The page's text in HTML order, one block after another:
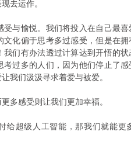
去运作。
与愉悦。我们将投入在自己最
化偏于思考多过感受，但是在
们有办法透过计算达到开悟的
考过多的人们，因为他们停止了
我们汲汲寻求着爱与被爱。
多感受则让我们更加幸福。
给超级人工智能，那我们就能更